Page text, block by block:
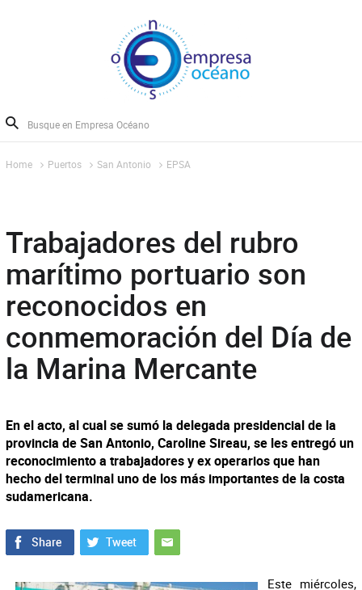
Home Puertos San Antonio EPSA
Trabajadores del rubro
marítimo portuario son
reconocidos en
conmemoración del Día de
la Marina Mercante
En el acto, al cual se sumó la delegada presidencial de la
provincia de San Antonio, Caroline Sireau, se les entregó un
reconocimiento a trabajadores y ex operarios que han
hecho del terminal uno de los más importantes de la costa
sudamericana.
Este miércoles,